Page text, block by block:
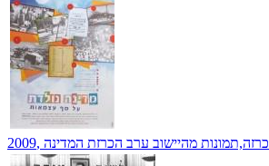
כרזה,תמונות מהיישוב ערב הכרזת המדינה ,2009